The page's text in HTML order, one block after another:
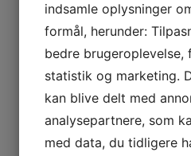
indsamle oplysninger
formål, herunder:
bedre brugeroplevelse,
statistik og marketing.
kan blive delt med
analysepartnere, som
med data, du tidligere